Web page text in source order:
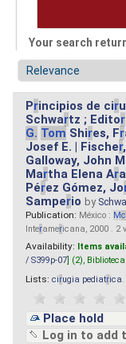
Your search
Principios de cir
Schwartz ; Editor
G. Tom Shires, Fr
Josef E. | Fischer
Galloway, John
Martha Elena Ar
Pérez Gómez, Jo
Samperio by
Publication: México : M
Interamericana, 2000 . 2
Availability: Items
/ S399p-07 ] (2),
Lists: cirugia pediatrica
Place hold
Log in to add